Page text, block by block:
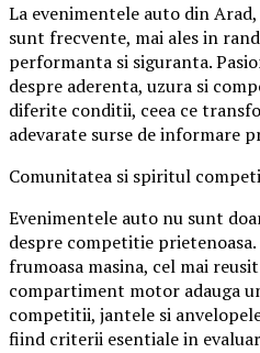
La evenimentele auto din
sunt frecvente, mai ales in
performanta si siguranta.
despre aderenta, uzura si
diferite conditii, ceea ce
adevarate surse de informare
Comunitatea si spiritul
Evenimentele auto nu sunt
despre competitie
frumoasa masina, cel mai
compartiment motor adauga
competitii, jantele si
fiind criterii esentiale in